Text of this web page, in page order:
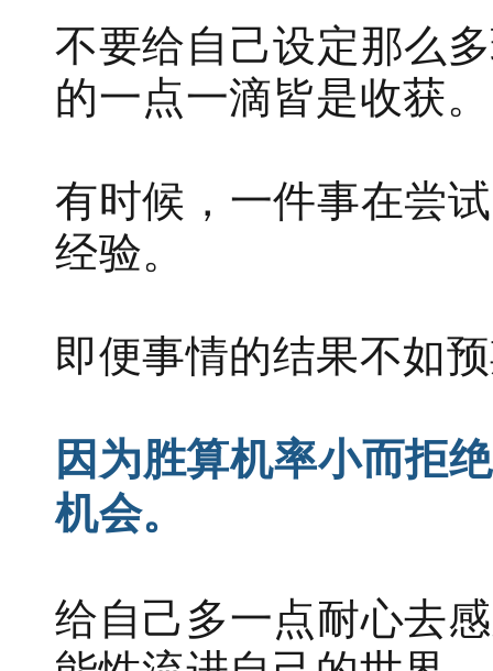
不要给自己设定那么
的一点一滴皆是收获。
有时候，一件事在尝
经验。
即便事情的结果不如
因为胜算机率小而拒
机会。
给自己多一点耐心去